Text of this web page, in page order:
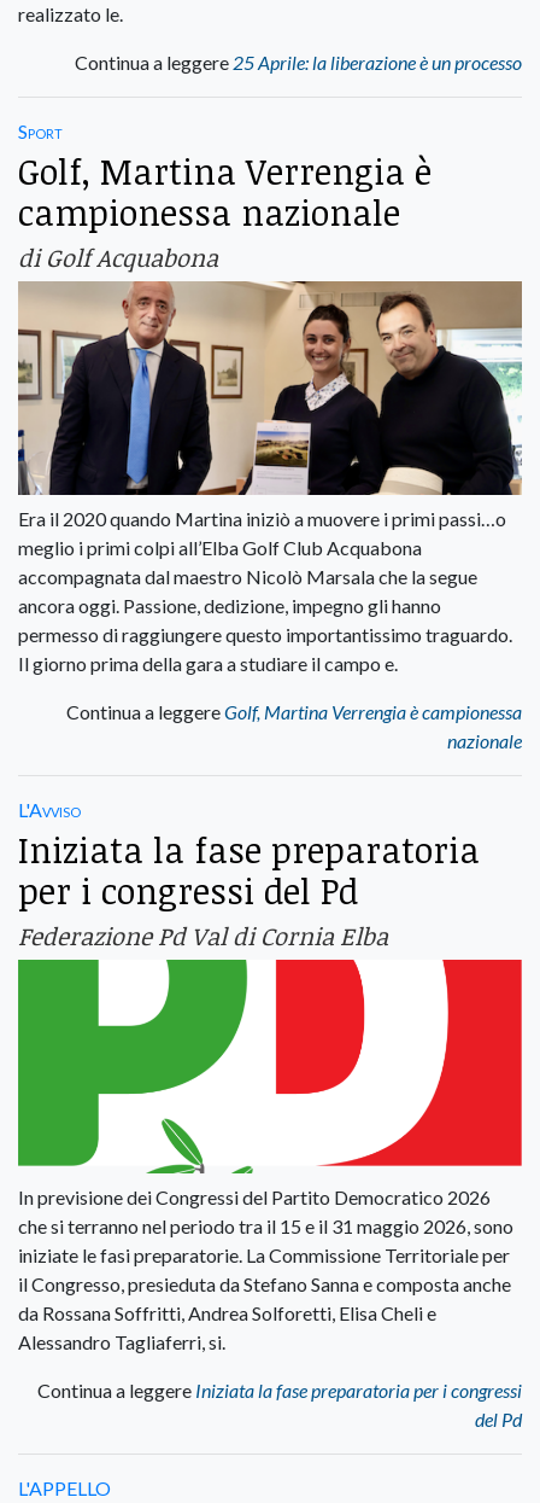
realizzato le.
Continua a leggere 25 Aprile: la liberazione è un processo
Sport
Golf, Martina Verrengia è
campionessa nazionale
di Golf Acquabona
Era il 2020 quando Martina iniziò a muovere i primi passi…o
meglio i primi colpi all’Elba Golf Club Acquabona
accompagnata dal maestro Nicolò Marsala che la segue
ancora oggi. Passione, dedizione, impegno gli hanno
permesso di raggiungere questo importantissimo traguardo.
Il giorno prima della gara a studiare il campo e.
Continua a leggereGolf, Martina Verrengia è campionessa
nazionale
L'Avviso
Iniziata la fase preparatoria
per i congressi del Pd
Federazione Pd Val di Cornia Elba
In previsione dei Congressi del Partito Democratico 2026
che si terranno nel periodo tra il 15 e il 31 maggio 2026, sono
iniziate le fasi preparatorie. La Commissione Territoriale per
il Congresso, presieduta da Stefano Sanna e composta anche
da Rossana Soffritti, Andrea Solforetti, Elisa Cheli e
Alessandro Tagliaferri, si.
Continua a leggere Iniziata la fase preparatoria per i congressi
del Pd
L'APPELLO